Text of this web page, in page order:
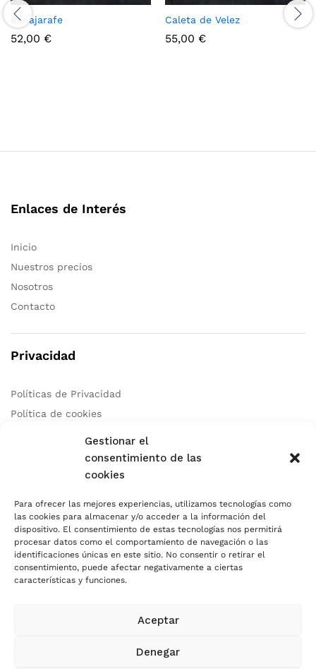
Gestionar el
consentimiento de las
cookies
Para ofrecer las mejores experiencias, utilizamos tecnologías como
las cookies para almacenar y/o acceder a la información del
dispositivo. El consentimiento de estas tecnologías nos permitirá
procesar datos como el comportamiento de navegación o las
identificaciones únicas en este sitio. No consentir o retirar el
consentimiento, puede afectar negativamente a ciertas
características y funciones.
Aceptar
Denegar
Benajarafe
52,00 €
Caleta de Velez
55,00 €
Enlaces de Interés
Inicio
Nuestros precios
Nosotros
Contacto
Privacidad
Políticas de Privacidad
Política de cookies
Teléfono:+34 678 97 83 46
Correo:
info@autocaresidea.com
Dirección: Calle Carril de Guetara 35 Malaga, Malaga 29004